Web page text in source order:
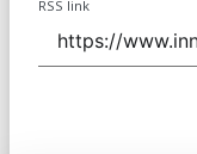
RSS link